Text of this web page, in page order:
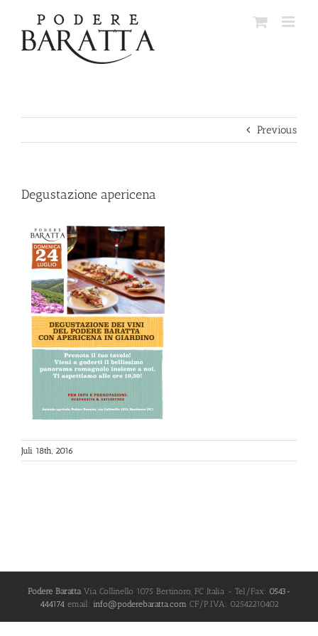
content
Previous
Degustazione apericena
Juli 18th, 2016
Podere Baratta Via Collinello 1075 Bertinoro, FC Italia - Tel/Fax: 0543-
444174email: info@poderebaratta.com CF/P.IVA: 02542210402